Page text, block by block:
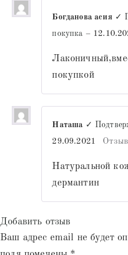
Богданова асия ✓
покупка –
покупкой
Наташа ✓
29.09.2021
Натуральной
дермантин
Добавить отзыв
Ваш адрес email не будет